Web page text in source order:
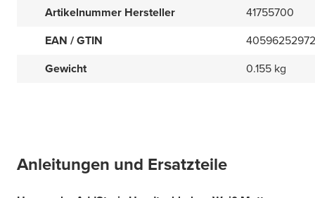
Artikelnummer Hersteller
41755700
EAN / GTIN
Gewicht
0.155 kg
Anleitungen und Ersatzteile